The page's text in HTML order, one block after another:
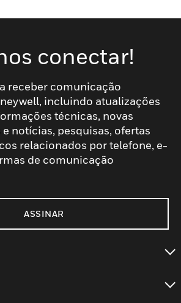
conectar!
receber comunicação
incluindo atualizações
técnicas, novas
notícias, pesquisas, ofertas
relacionados por telefone, e-
de comunicação
ASSINAR